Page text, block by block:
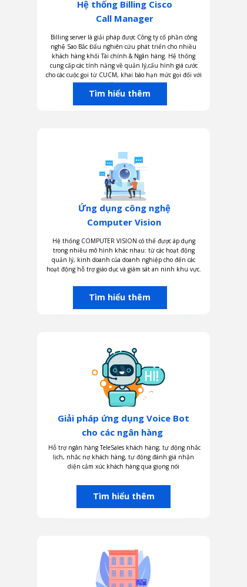
Giải pháp ứng dụng Voice Bot
cho các ngân hàng
Hỗ trợ ngân hàng TeleSales khách hàng; tự động nhắc
lịch, nhắc nợ khách hàng, tự động đánh giá nhận
diện cảm xúc khách hàng qua giọng nói
Tìm hiểu thêm
Ứng dụng công nghệ
Computer Vision
Hệ thống COMPUTER VISION có thể được áp dụng
trong nhiều mô hình khác nhau: từ các hoạt động
quản lý, kinh doanh của doanh nghiệp cho đến các
hoạt động hỗ trợ giáo dục và giám sát an ninh khu vực.
Tìm hiểu thêm
Hệ thống Billing Cisco
Call Manager
Billing server là giải pháp được Công ty cổ phần công
nghệ Sao Bắc Đẩu nghiên cứu phát triển cho nhiều
khách hàng khối Tài chính & Ngân hàng. Hệ thống
cung cấp các tính năng về quản lý,cấu hình giá cước
cho các cuộc gọi từ CUCM, khai báo hạn mức gọi đối với
từng user.
Tìm hiểu thêm